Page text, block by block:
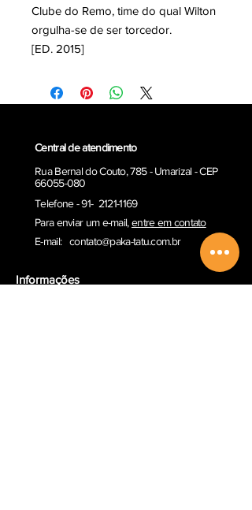
Clube do Remo, time do qual Wilton
orgulha-se de ser torcedor.
[ED. 2015]
Central de atendimento
Rua Bernal do Couto, 785 - Umarizal - CEP
66055-080
Telefone - 91- 2121-1169
Para enviar um e-mail,entre em contato
E-mail: contato@paka-tatu.com.br
Informações